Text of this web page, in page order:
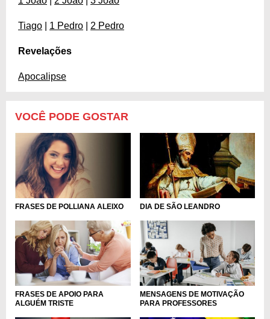
Tiago 1 Pedro 2 Pedro
Revelações
Apocalipse
VOCÊ PODE GOSTAR
FRASES DE POLLIANA ALEIXO DIA DE SÃO LEANDRO
FRASES DE APOIO PARA
ALGUÉM TRISTE
MENSAGENS DE MOTIVAÇÃO
PARA PROFESSORES